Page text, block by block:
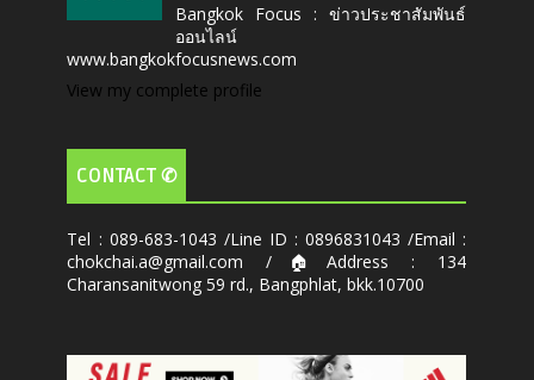
Bangkok Focus : ข่าวประชาสัมพันธ์
ออนไลน์
www.bangkokfocusnews.com
View my complete profile
CONTACT ✆
Tel : 089-683-1043 /Line ID : 0896831043 /Email :
chokchai.a@gmail.com /🏠Address : 134
Charansanitwong 59 rd., Bangphlat, bkk.10700